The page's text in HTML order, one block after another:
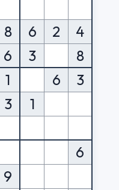
8 6 2
4
6 3
8
1 6
3
3
1
6
9